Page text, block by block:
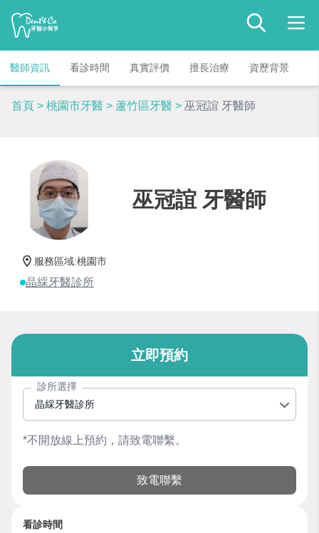
醫師資訊 看診時間 真實評價 擅長治療 資歷背景
首頁 > 桃園市牙醫 > 蘆竹區牙醫 > 巫冠誼 牙醫師
巫冠誼 牙醫師
服務區域:桃園市
晶綵牙醫診所
看診時間
立即預約
診所選擇
晶綵牙醫診所
*不開放線上預約，請致電聯繫。
致電聯繫